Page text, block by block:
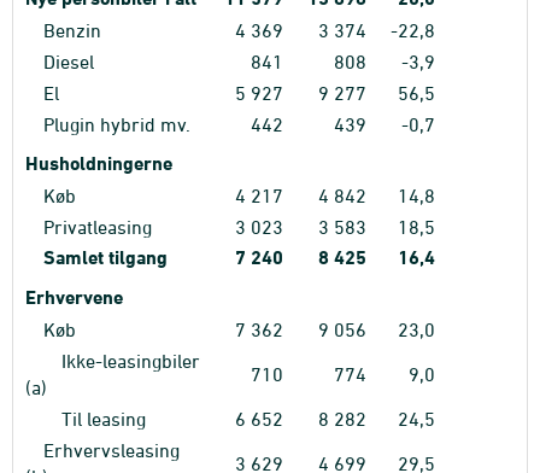
Benzin 4 369 3 374 -22,8
Diesel
841 808 -3,9
El
5 927 9 277 56,5
Plugin hybrid mv.
442 439 -0,7
Husholdningerne
Køb 4 217 4 842 14,8
Privatleasing
3 023 3 583 18,5
Samlet tilgang 7 240 8 425 16,4
Erhvervene
Køb 7 362 9 056 23,0
Ikke-leasingbiler
(a)
710 774 9,0
Til leasing 6 652 8 282 24,5
Erhvervsleasing
3 629 4 699 29,5